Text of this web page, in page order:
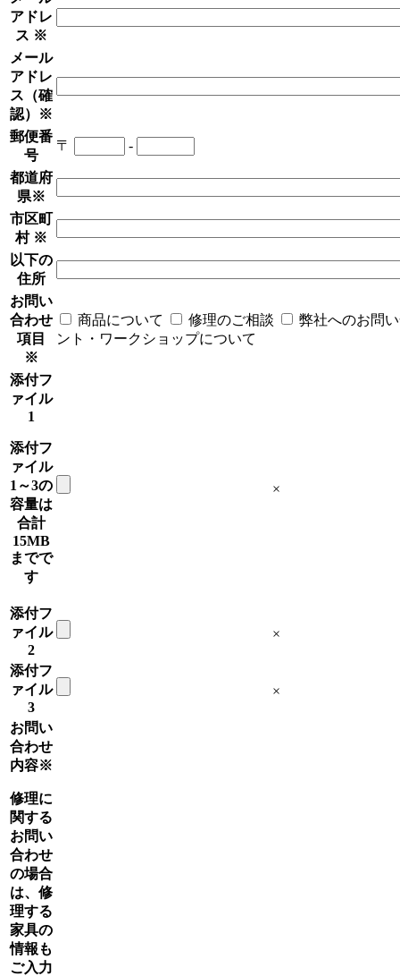
アドレ
ス ※
メール
アドレ
ス（確
認）
※
郵便番
号
〒 -
都道府
県※
市区町
村 ※
以下の
住所
お問い
合わせ
項目
※
商品について 修理のご相談
弊社へのお問
ント・ワークショップについて
添付フ
ァイル
1
添付フ
ァイル
1～3の
容量は
合計
15MB
までで
す
×
添付フ
ァイル
2
×
添付フ
ァイル
3
×
お問い
合わせ
内容※
修理に
関する
お問い
合わせ
の場合
は、修
理する
家具の
情報も
ご入力